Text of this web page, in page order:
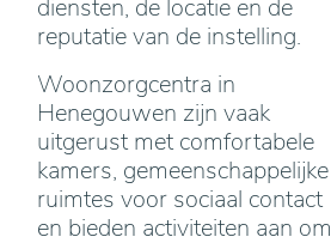
diensten, de locatie en de
reputatie van de instelling.
Woonzorgcentra in
Henegouwen zijn vaak
uitgerust met comfortabele
kamers, gemeenschappelijke
ruimtes voor sociaal contact
en bieden activiteiten aan om